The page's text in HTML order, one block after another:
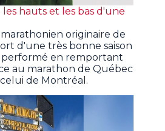
les hauts et les bas d'une
originaire de
d'une très bonne saison
performé en remportant
au marathon de Québec
de Montréal.